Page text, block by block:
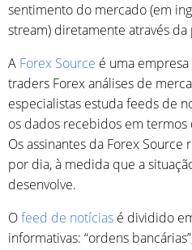
sentimento do mercado (em
stream) diretamente através
A Forex Source é uma
traders Forex análises de
especialistas estuda feeds de
os dados recebidos em
Os assinantes da Forex
por dia, à medida que a
desenvolve.
Ofeed de notícias é dividido
informativas: “ordens